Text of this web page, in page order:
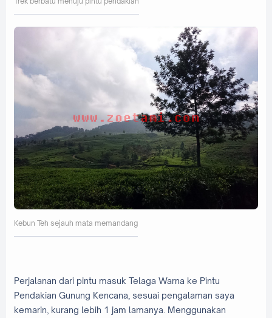
Kebun Teh sejauh mata memandang
Perjalanan dari pintu masuk Telaga Warna ke Pintu
Pendakian Gunung Kencana, sesuai pengalaman saya
kemarin, kurang lebih 1 jam lamanya. Menggunakan